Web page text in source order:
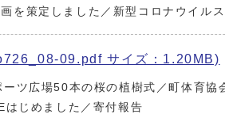
を策定しました／新型コロナウイル
09.pdf サイズ：1.20MB)
ツ広場50本の桜の植樹式／町体育協
じめました／寄付報告